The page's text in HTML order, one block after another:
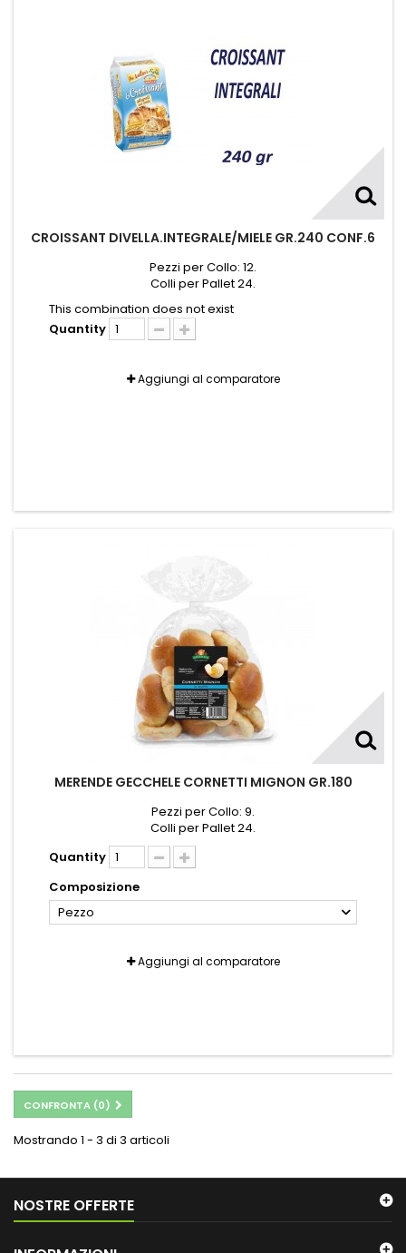
CROISSANT DIVELLA.INTEGRALE/MIELE GR.240 CONF.6
Pezzi per Collo: 12.
Colli per Pallet 24.
This combination does not exist
Quantity
Aggiungi al comparatore
MERENDE GECCHELE CORNETTI MIGNON GR.180
Pezzi per Collo: 9.
Colli per Pallet 24.
Quantity
Composizione
Pezzo
Aggiungi al comparatore
CONFRONTA (0)
Mostrando 1 - 3 di 3 articoli
NOSTRE OFFERTE